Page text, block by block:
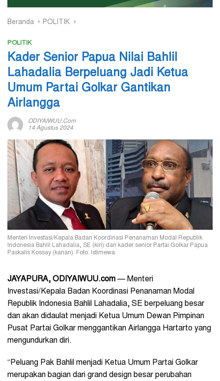
Beranda POLITIK
POLITIK
Kader Senior Papua Nilai Bahlil
Lahadalia Berpeluang Jadi Ketua
Umum Partai Golkar Gantikan
Airlangga
ODIYAIWUU.com
14 Agustus 2024
Menteri Investasi/Kepala Badan Koordinasi Penanaman Modal Republik
Indonesia Bahlil Lahadalia, SE (kiri) dan kader senior Partai Golkar Papua
Paskalis Kossay (kanan). Foto: Istimewa
JAYAPURA, ODIYAIWUU.com — Menteri
Investasi/Kepala Badan Koordinasi Penanaman Modal
Republik Indonesia Bahlil Lahadalia, SE berpeluang besar
dan akan didaulat menjadi Ketua Umum Dewan Pimpinan
Pusat Partai Golkar menggantikan Airlangga Hartarto yang
mengundurkan diri.
“Peluang Pak Bahlil menjadi Ketua Umum Partai Golkar
merupakan bagian dari grand design besar perubahan